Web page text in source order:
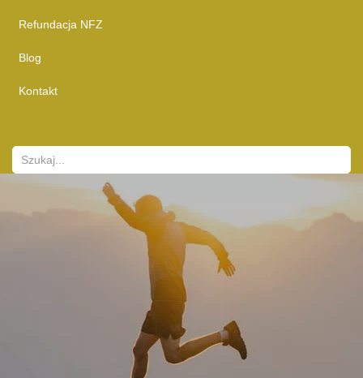
Refundacja NFZ
Blog
Kontakt